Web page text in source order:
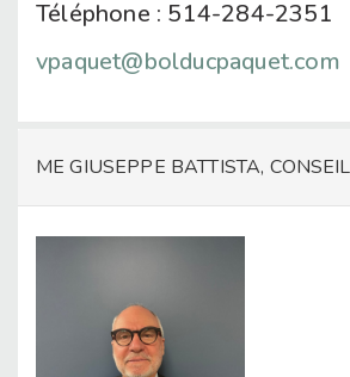
Téléphone : 514-284-2351
vpaquet@bolducpaquet.com
ME GIUSEPPE BATTISTA,